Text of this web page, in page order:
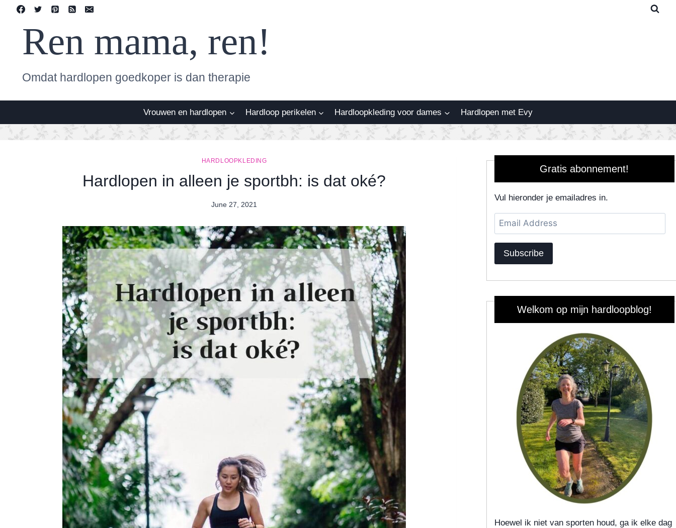
contentRen mama, ren!
Omdat hardlopen goedkoper is dan therapie
Vrouwen en hardlopen Hardloop perikelen Hardloopkleding voor dames Hardlopen met Evy
HARDLOOPKLEDING
Hardlopen in alleen je sportbh: is dat oké?
By
June 27, 2021
Gratis abonnement!
Vul hieronder je emailadres in.
Email
Address
Subscribe
Welkom op mijn hardloopblog!
Hoewel ik niet van sporten houd, ga ik elke dag